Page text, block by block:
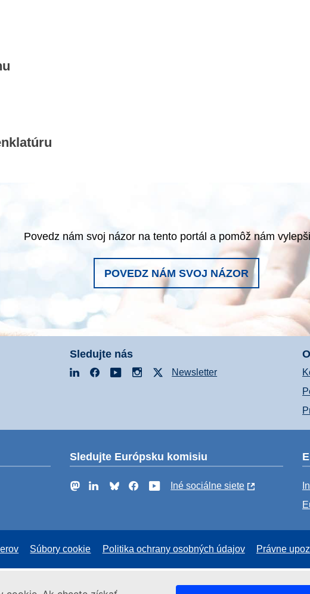
Povedz nám svoj názor na tento portál a pomôž nám
POVEDZ NÁM SVOJ NÁZOR
Sledujte nás
LinkedInFacebookYouTubeInstagramNewsletter
Sledujte Európsku komisiu
MastodonLinkedInBlueskyFacebookYouTube
Iné sociálne siete
Súbory cookie Politika ochrany osobných údajov Právne